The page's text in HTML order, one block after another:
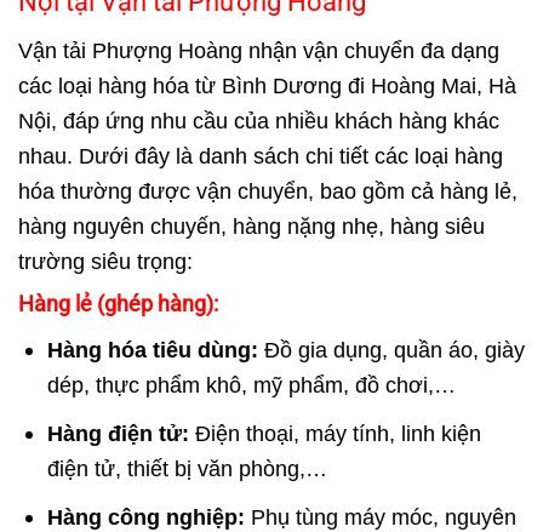
Vận tải Phượng Hoàng nhận vận chuyển đa dạng
các loại hàng hóa từ Bình Dương đi Hoàng Mai, Hà
Nội, đáp ứng nhu cầu của nhiều khách hàng khác
nhau. Dưới đây là danh sách chi tiết các loại hàng
hóa thường được vận chuyển, bao gồm cả hàng lẻ,
hàng nguyên chuyến, hàng nặng nhẹ, hàng siêu
trường siêu trọng:
Hàng lẻ (ghép hàng):
Hàng hóa tiêu dùng: Đồ gia dụng, quần áo, giày
dép, thực phẩm khô, mỹ phẩm, đồ chơi,…
Hàng điện tử: Điện thoại, máy tính, linh kiện
điện tử, thiết bị văn phòng,…
Hàng công nghiệp: Phụ tùng máy móc, nguyên